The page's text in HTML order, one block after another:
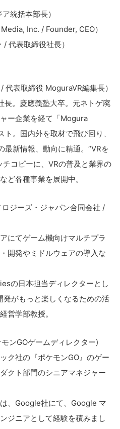
統括本部長）
Inc. / Founder, CEO）
代表取締役社長）
表取締役 MoguraVR編集長）
。慶應義塾大卒。元ネトゲ廃
ー企業を経て「Mogura
。国内外を取材で飛び回り、
最新情報、動向に精通。“VRを
チコピーに、VRの普及と業界の
ど各種事業を展開中。
ジーズ・ジャパン合同会社 /
にてゲーム機向けマルチプラ
開発やミドルウェアの導入な
の日本担当ディレクターとし
がもっと楽しくなるための活
営学部教授。
ンGOゲームディレクター)
ク社の『ポケモンGO』のゲー
クト部門のシニアマネジャー
、Google社にて、Google マ
ジニアとして経験を積みまし